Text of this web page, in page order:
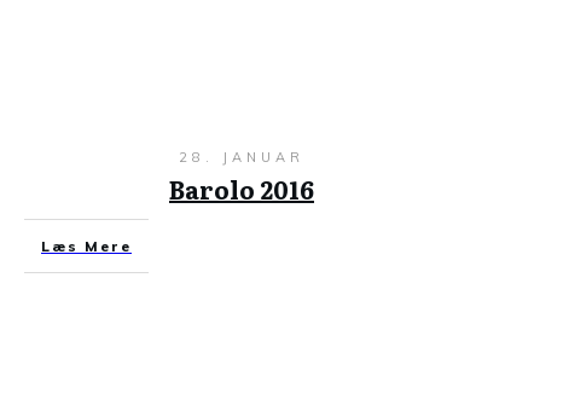
28. JANUAR
Barolo 2016
Læs Mere